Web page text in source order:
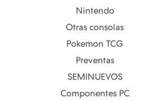
Nintendo
Otras consolas
Pokemon TCG
Preventas
SEMINUEVOS
Componentes PC